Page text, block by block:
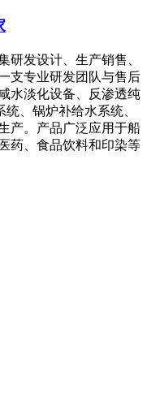
研发设计、生产销售、
支专业研发团队与售后
水淡化设备、反渗透纯
、锅炉补给水系统、
产。产品广泛应用于船
药、食品饮料和印染等